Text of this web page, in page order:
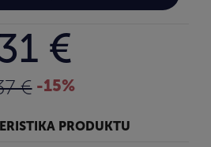
€
€ -15%
PRODUKTU